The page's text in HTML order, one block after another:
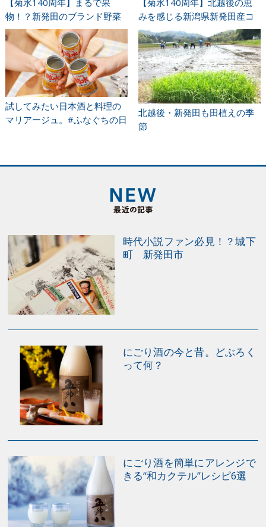
【菊水140周年】まるで果
物！？新発田のブランド野菜
をご紹介
【菊水140周年】北越後の恵
みを感じる新潟県新発田産コ
シヒカリ
試してみたい日本酒と料理の
マリアージュ。#ふなぐちの日
北越後・新発田も田植えの季
節
時代小説ファン必見！？城下
町 新発田市
にごり酒の今と昔。どぶろく
って何？
にごり酒を簡単にアレンジで
きる“和カクテル”レシピ6選